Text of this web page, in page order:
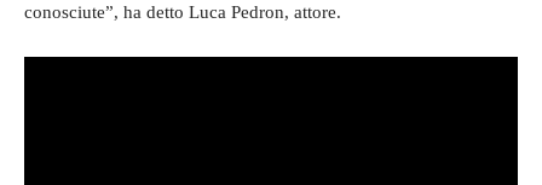
conosciute”, ha detto Luca Pedron, attore.